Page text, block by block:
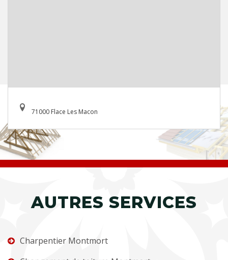
71000 Flace Les Macon
AUTRES SERVICES
Charpentier Montmort